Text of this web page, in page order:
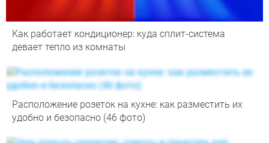
Как работает кондиционер: куда сплит-система
девает тепло из комнаты
Расположение розеток на кухне: как разместить их
удобно и безопасно (46 фото)